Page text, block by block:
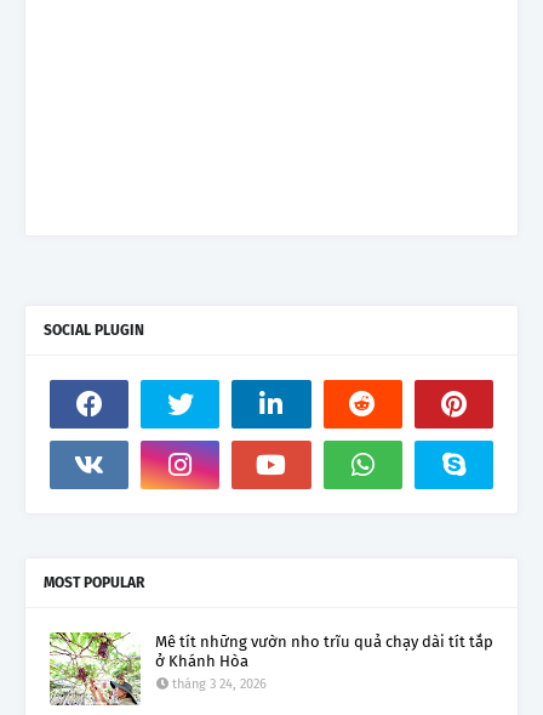
SOCIAL PLUGIN
MOST POPULAR
Mê tít những vườn nho trĩu quả chạy dài tít tắp
ở Khánh Hòa
tháng 3 24, 2026